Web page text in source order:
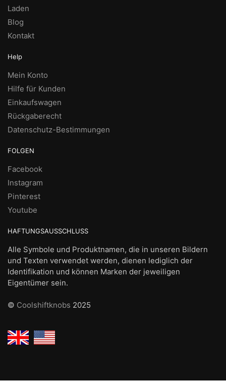
Laden
Blog
Kontakt
Help
Mein Konto
Hilfe für Kunden
Einkaufswagen
Rückgaberecht
Datenschutz-Bestimmungen
FOLGEN
Facebook
Instagram
Pinterest
Youtube
HAFTUNGSAUSSCHLUSS
Alle Symbole und Produktnamen, die in unseren Bildern
und Texten verwendet werden, dienen lediglich der
Identifikation und können Marken der jeweiligen
Eigentümer sein.
© Coolshiftknobs 2025